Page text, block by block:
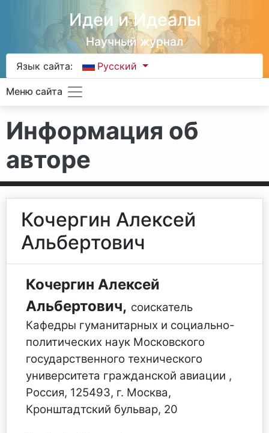
Идеи и Идеалы
Научный журнал
Язык сайта: Русский
Меню сайта
Информация об
авторе
Кочергин Алексей
Альбертович
Кочергин Алексей
Альбертович, соискатель
Кафедры гуманитарных и социально-
политических наук Московского
государственного технического
университета гражданской авиации ,
Россия, 125493, г. Москва,
Кронштадтский бульвар, 20